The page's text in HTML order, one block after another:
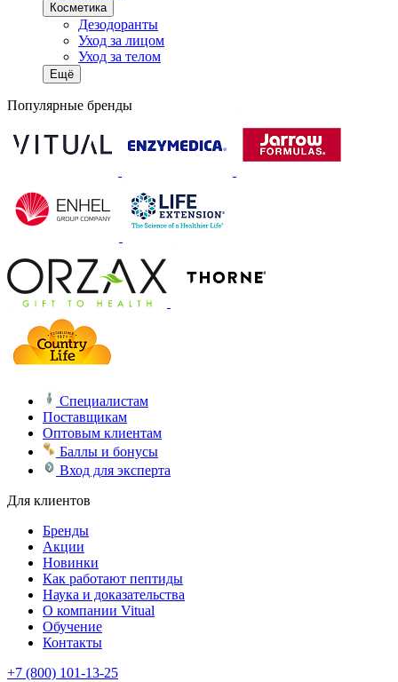
Косметика
Дезодоранты
Уход за лицом
Уход за телом
Ещё
Популярные бренды
Специалистам
Поставщикам
Оптовым клиентам
Баллы и бонусы
Вход для эксперта
Для клиентов
Бренды
Акции
Новинки
Как работают пептиды
Наука и доказательства
О компании Vitual
Обучение
Контакты
+7 (800) 101-13-25